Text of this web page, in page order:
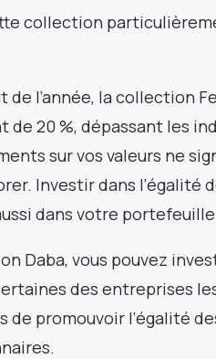
collection
de l’année, la collection
de 20 %, dépassant les
sur vos valeurs ne
Investir dans l’égalité
dans votre
Daba, vous pouvez
des entreprises
promouvoir l’égalité
+25k